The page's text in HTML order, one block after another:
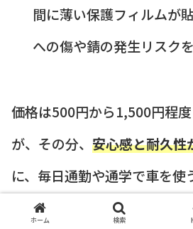
間に薄い保護フィルムが
への傷や錆の発生リスク
価格は500円から1,500円程
が、その分、 安心感と耐久性
に、毎日通勤や通学で車を使
頻繁に利用する方は、多少高
ホーム 検索